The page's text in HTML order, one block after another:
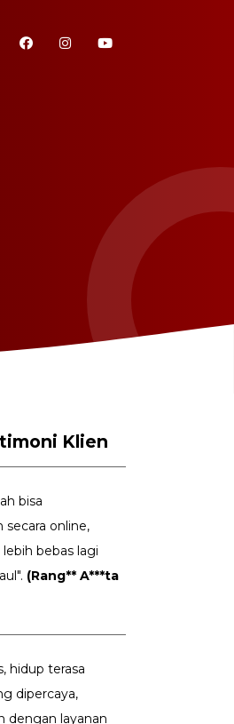
Klien
bisa
online,
bebas lagi
(Rang** A***ta
hidup terasa
dipercaya,
dengan layanan